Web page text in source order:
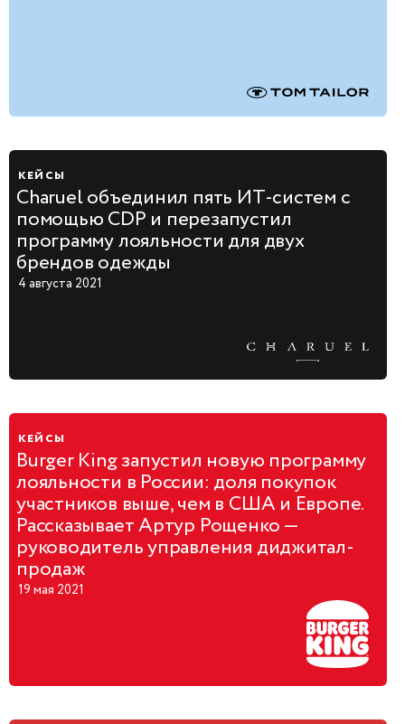
кейсы
Charuel объединил пять ИТ-систем с
помощью CDP и перезапустил
программу лояльности для двух
брендов одежды
4 августа 2021
кейсы
Burger King запустил новую программу
лояльности в России: доля покупок
участников выше, чем в США и Европе.
Рассказывает Артур Рощенко —
руководитель управления диджитал-
продаж
19 мая 2021